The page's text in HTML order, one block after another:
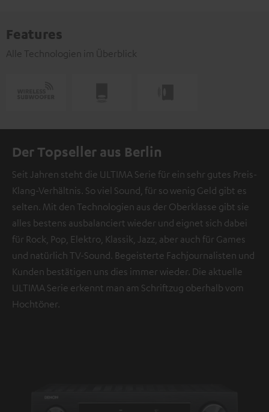
Features
Alle Technologien im Überblick
Der Topseller aus Berlin
Seit Jahren steht die ULTIMA Serie für ein sehr gutes Preis-
Klang-Verhältnis. So viel Sound, für so wenig Geld gibt es
selten. Mit den Technologien aus der Oberklasse gibt sie
alles bestens ausbalanciert wieder und eignet sich dabei
für Rock, Pop, Elektro, Klassik, Jazz, aber auch für Games
und natürlich TV-Sound. Begeisterte Fachjournalisten und
Kunden bestätigen uns dies immer wieder. Die aktuelle
ULTIMA Serie erkennt man am Schriftzug oberhalb vom
Hochtöner.